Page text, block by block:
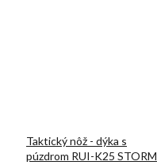
Taktický nôž - dýka s
púzdrom RUI-K25 STORM